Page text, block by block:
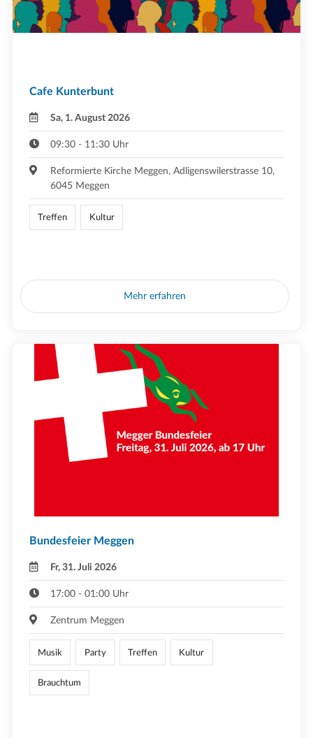
Cafe Kunterbunt
Sa, 1. August 2026
09:30 - 11:30 Uhr
Reformierte Kirche Meggen, Adligenswilerstrasse 10,
6045 Meggen
Treffen Kultur
Mehr erfahren
Bundesfeier Meggen
Fr, 31. Juli 2026
17:00 - 01:00 Uhr
Zentrum Meggen
Musik Party Treffen Kultur
Brauchtum